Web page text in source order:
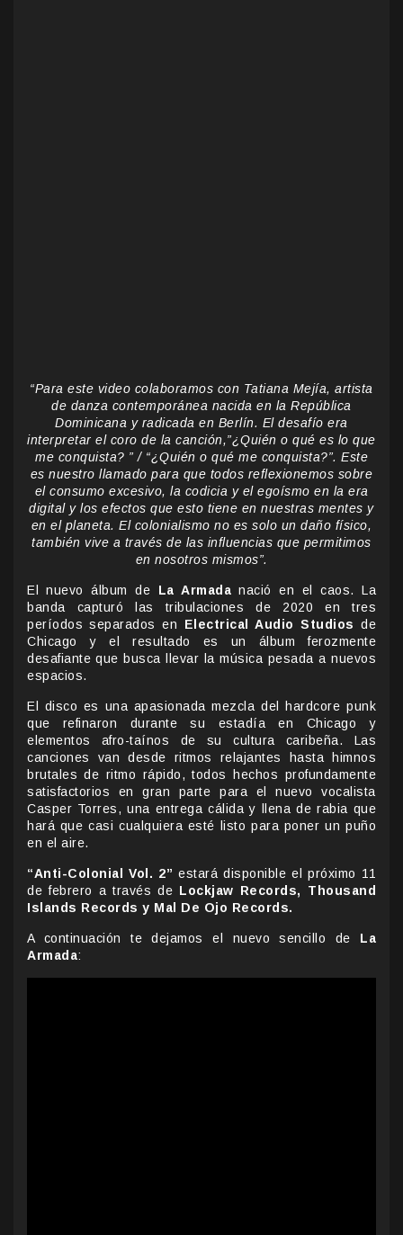
“Para este video colaboramos con Tatiana Mejía, artista
de danza contemporánea nacida en la República
Dominicana y radicada en Berlín. El desafío era
interpretar el coro de la canción,”¿Quién o qué es lo que
me conquista? ” / “¿Quién o qué me conquista?”. Este
es nuestro llamado para que todos reflexionemos sobre
el consumo excesivo, la codicia y el egoísmo en la era
digital y los efectos que esto tiene en nuestras mentes y
en el planeta. El colonialismo no es solo un daño físico,
también vive a través de las influencias que permitimos
en nosotros mismos”.
El nuevo álbum de La Armada nació en el caos. La
banda capturó las tribulaciones de 2020 en tres
períodos separados en Electrical Audio Studios de
Chicago y el resultado es un álbum ferozmente
desafiante que busca llevar la música pesada a nuevos
espacios.
El disco es una apasionada mezcla del hardcore punk
que refinaron durante su estadía en Chicago y
elementos afro-taínos de su cultura caribeña. Las
canciones van desde ritmos relajantes hasta himnos
brutales de ritmo rápido, todos hechos profundamente
satisfactorios en gran parte para el nuevo vocalista
Casper Torres, una entrega cálida y llena de rabia que
hará que casi cualquiera esté listo para poner un puño
en el aire.
“Anti-Colonial Vol. 2” estará disponible el próximo 11
de febrero a través de Lockjaw Records, Thousand
Islands Records y Mal De Ojo Records.
A continuación te dejamos el nuevo sencillo de La
Armada: